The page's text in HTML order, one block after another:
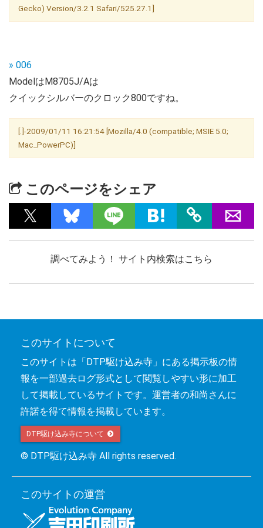
Gecko) Version/3.2.1 Safari/525.27.1]
» 006
ModelはM8705J/Aは
クイックシルバーのクロック800ですね。
[.]-2009/01/11 16:21:54 [Mozilla/4.0 (compatible; MSIE 5.0;
Mac_PowerPC)]
このページをシェア
調べてみよう！ サイト内検索はこちら
このサイトについて
このサイトは「DTP駆け込み寺」にある掲示板の情
報を一部過去ログ形式として閲覧しやすい形に加工
して掲載しているサイトです。運営者の和尚さんに
許諾を得て情報を掲載しています。
DTP駆け込み寺について
© DTP駆け込み寺 All rights reserved.
このサイトの運営